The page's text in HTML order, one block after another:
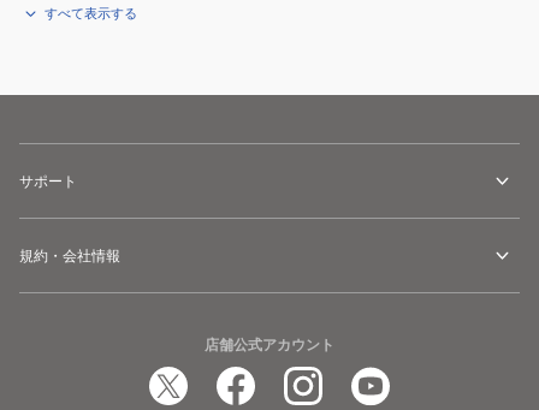
すべて表示する
サポート
規約・会社情報
店舗公式アカウント